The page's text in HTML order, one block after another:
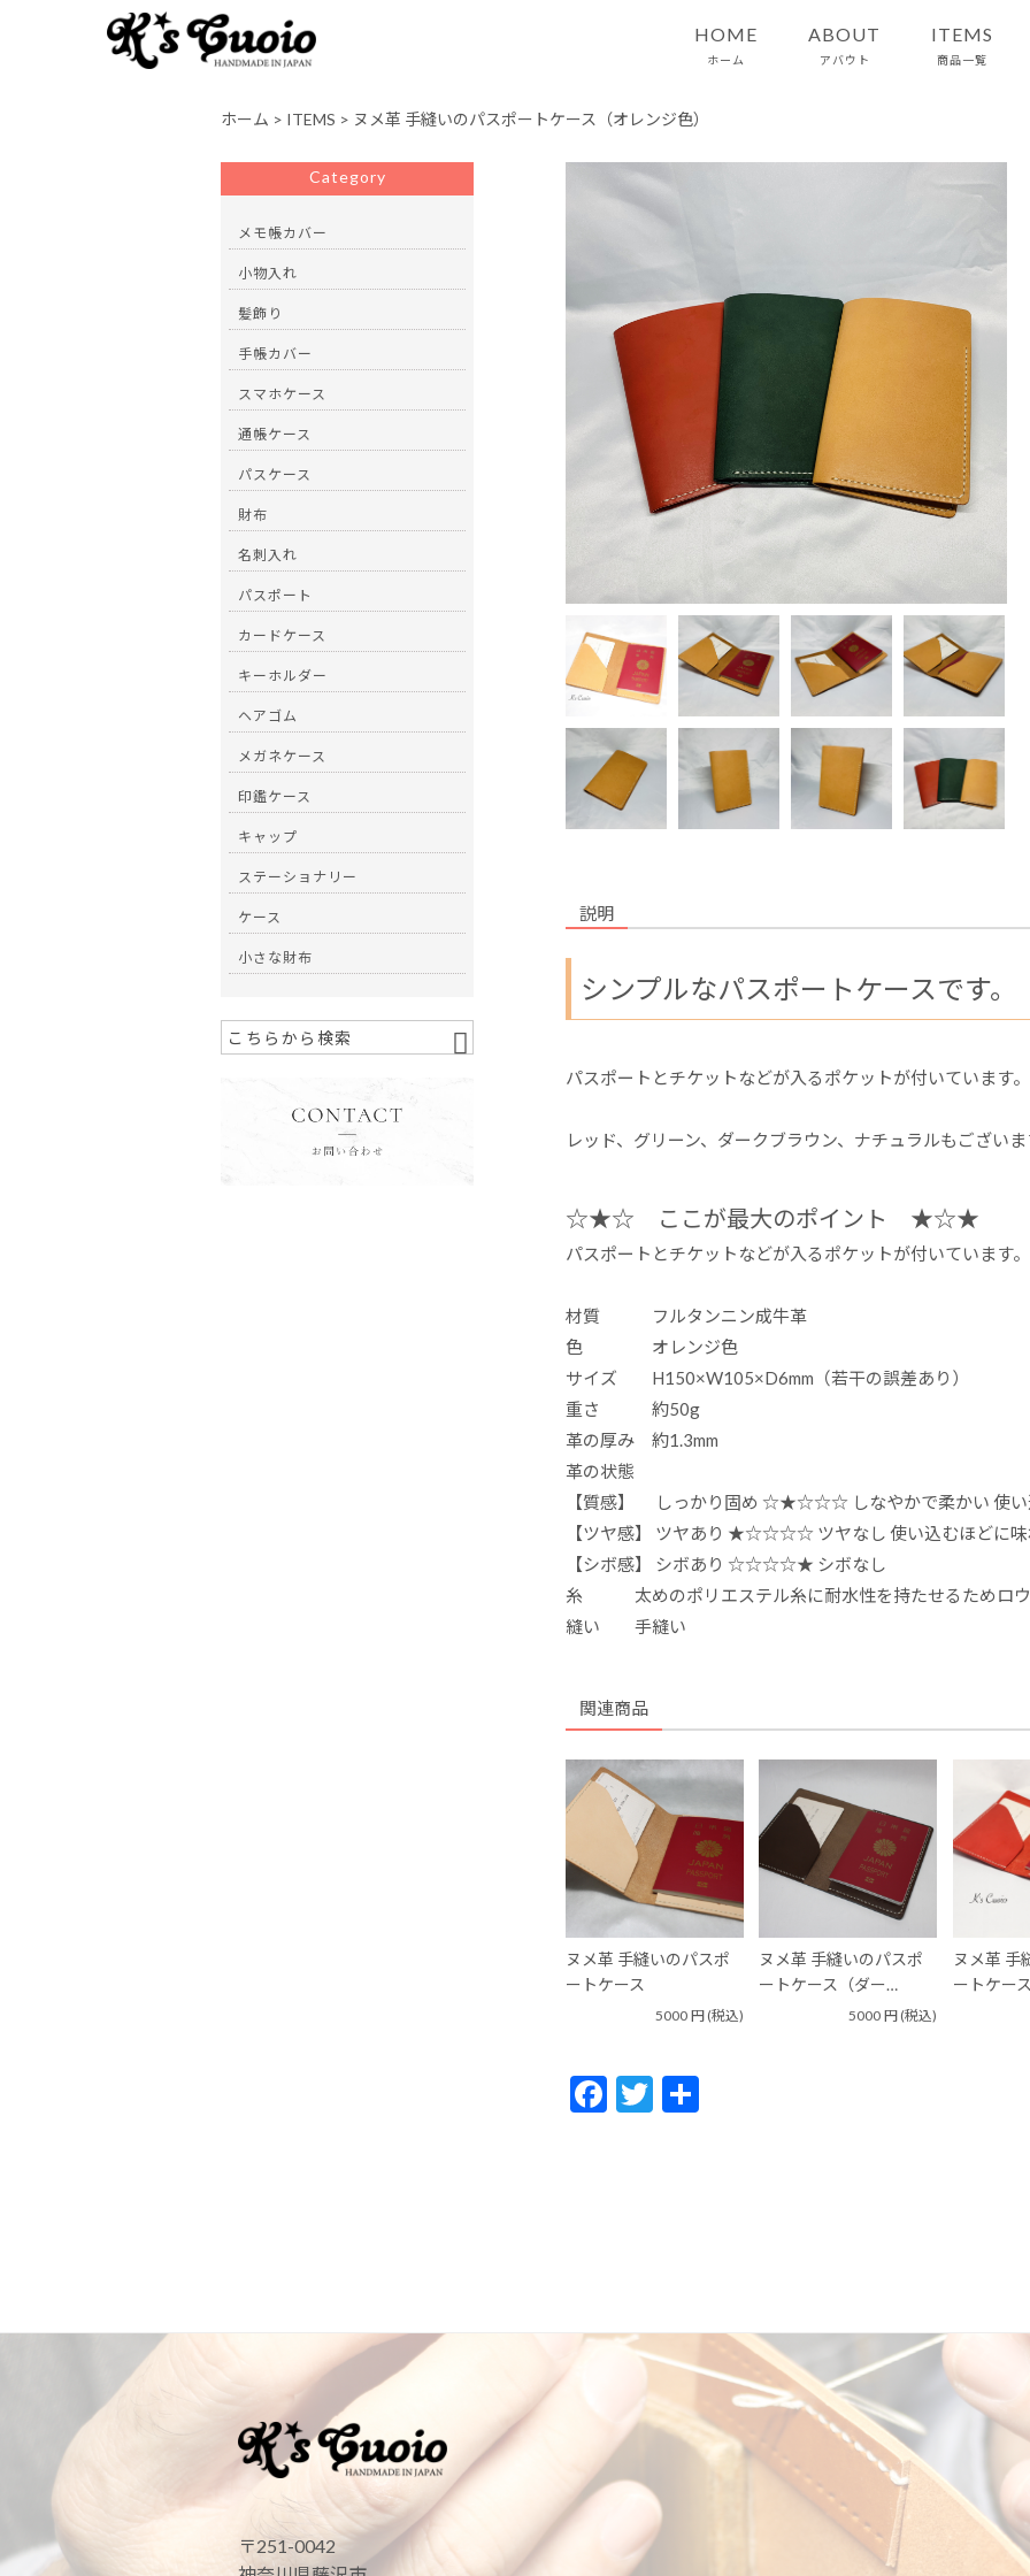
HOME
ホーム
ABOUT
アバウト
ITEMS
商品一覧
ホーム > ITEMS > ヌメ革 手縫いのパスポートケース（オレンジ色）
説明
シンプルなパスポートケースです。
パスポートとチケットなどが入るポケットが付いています。
レッド、グリーン、ダークブラウン、ナチュラルもございま
☆★☆ ここが最大のポイント ★☆★
パスポートとチケットなどが入るポケットが付いています。
材質 フルタンニン成牛革
色 オレンジ色
サイズ H150×W105×D6mm（若干の誤差あり）
重さ 約50g
革の厚み 約1.3mm
革の状態
【質感】 しっかり固め ☆★☆☆☆ しなやかで柔かい 使い
【ツヤ感】 ツヤあり ★☆☆☆☆ ツヤなし 使い込むほどに味
【シボ感】 シボあり ☆☆☆☆★ シボなし
糸 太めのポリエステル糸に耐水性を持たせるためロウ
縫い 手縫い
関連商品
ヌメ革 手縫いのパスポ
ートケース
5000 円 (税込)
ヌメ革 手縫いのパスポ
ートケース（ダー…
5000 円 (税込)
ヌメ革 手
ートケー
F
T
Category
メモ帳カバー
小物入れ
髪飾り
手帳カバー
スマホケース
通帳ケース
パスケース
財布
名刺入れ
パスポート
カードケース
キーホルダー
ヘアゴム
メガネケース
印鑑ケース
キャップ
ステーショナリー
ケース
小さな財布
〒251-0042